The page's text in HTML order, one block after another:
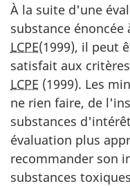
À la suite d'une
substance
LCPE(1999), il peut
satisfait aux
LCPE (1999). Les
ne rien faire, de
substances
évaluation plus
recommander son
substances